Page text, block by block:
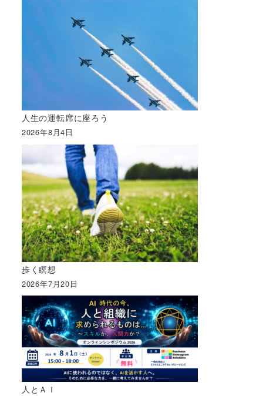
人生の運転席に座ろう
2026年8月4日
歩く瞑想
2026年7月20日
人とＡＩ